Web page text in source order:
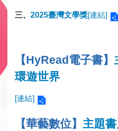
權
全
告
三、 2025臺灣文學獎[連結]
【HyRead電子書】
環遊世界
[連結]
【華藝數位】 主題